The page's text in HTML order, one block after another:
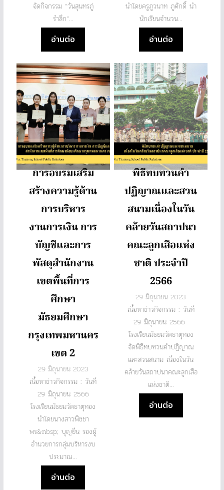
จัดกิจกรรม “วันสุนทรภู่
รำลึก”...
อ่านต่อ
นำโดยครูภูวนาท ภูศักดิ์ นำ
นักเรียนจำนวน...
อ่านต่อ
การอบรมเสริม
สร้างความรู้ด้าน
การบริหาร
งานการเงิน การ
บัญชีและการ
พัสดุสำนักงาน
เขตพื้นที่การ
ศึกษา
มัธยมศึกษา
กรุงเทพมหานคร
เขต 2
29 มิถุนายน 2023
เนื้อหาข่าวกิจกรรม : วันที่
29 มิถุนายน 2566
โรงเรียนมัธยมวัดธาตุทอง
นำโดยนางสาวพิชชา
พร&nbsp; บุญยืน รองผู้
อำนวยการกลุ่มบริหารงบ
ประมาณ...
อ่านต่อ
พิธีทบทวนคำ
ปฏิญาณและสวน
สนามเนื่องในวัน
คล้ายวันสถาปนา
คณะลูกเสือแห่ง
ชาติ ประจำปี
2566
29 มิถุนายน 2023
เนื้อหาข่าวกิจกรรม : วันที่
29 มิถุนายน 2566
โรงเรียนมัธยมวัดธาตุทอง
จัดพิธีทบทวนคำปฏิญาณ
และสวนสนาม เนื่องในวัน
คล้ายวันสถาปนาคณะลูกเสือ
แห่งชาติ...
อ่านต่อ